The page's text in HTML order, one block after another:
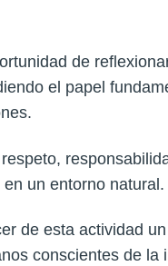
de
el papel
un entorno natural.
de esta actividad
conscientes de